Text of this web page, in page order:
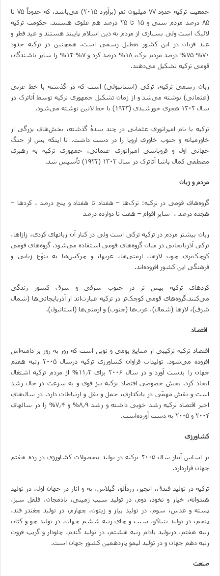
جمعیت ترکیه حدود ۷۷ میلیون نفر (برآورد ۲۰۱۵) می‌باشد، که حدوداً ۷۵ تا
۸۵ درصد مردم سنی و ۱۵ تا ۲۵ درصد هم علوی هستند. حکومت ترکیه
لائیک است ولی بسیاری از مردم به دین اسلام پایبند هستند و عید فطر و
عید قربان در این کشور تعطیل رسمی است. همچنین در ترکیه حدود
۷۰%-۷۵% درصد مردم ترک، ۱۸% درصد کرد و ۷%-۱۲% را سایر باشندگان
قومی ترکیه تشکیل می‌دهند.
زبان رسمی ترکیه، ترکی (استانبولی) است که در گذشته با خط عربی
(عثمانی) نوشته می‌شد و از زمان تشکیل جمهوری ترکیه توسط آتاترک در
سال ۱۳۰۲ هجری خورشیدی (۱۹۲۳) با خط لاتین نوشته می‌شود.
ترکیه با نام امپراتوری عثمانی در چند سدهٔ گذشته، بخش‌های بزرگی از
خاورمیانه و جنوب خاوری اروپا را در دست داشت. تا اینکه پس از جنگ
جهانی اول و فروپاشی امپراتوری عثمانی، جمهوری ترکیه به رهبری
مصطفی کمال پاشا آتاترک در سال ۱۳۰۲ (۱۹۲۳) تأسیس شد.
مردم و زبان
گروه‌های قومی در ترکیه: ترک‌ها – هفتاد تا هفتاد و پنج درصد ، کردها –
هجده درصد ،
سایر اقوام – هفت تا دوازده درصد
زبان بیشتر مردم در ترکیه ترکی است ولی در کنار آن زبانهای کردی، زازاها،
ترکی آذربایجانی در میان گروه‌های قومی استفاده می‌شود. گروه‌های قومی
کوچک‌تری چون لازها، ارمنی‌ها، عربها، و چرکس‌ها به تنوّع زبانی و
فرهنگی این کشور افزوده‌اند.
کردهای ترکیه بیش تر در جنوب شرقی و شرق کشور زندگی
می‌کنند.گروه‌های قومی کوچک‌تر در ترکیه عبارت‌اند از آذربایجانی‌ها (شمال
شرق)، لازها (شمال)، عرب‌ها (جنوب) و ارمنی‌ها (استانبول).
اقتصاد
اقتصاد ترکیه ترکیبی از صنایع بومی و نوین است که روز به روز بر دامنه‌اش
افزوده می‌شود. تولیدات فراوان کشاورزی ترکیه درسال ۲۰۰۵ رتبه هفتم
جهان را بدست آورد و در سال ۲۰۰۶ برای ۱۱٫۲% از مردم ترکیه اشتغال
ایجاد کرد. بخش خصوصی اقتصاد ترکیه نیز قوی و به سرعت در حال رشد
است و نقش مهمّی در بانکداری، حمل و نقل و ارتباطات دارد. در سال‌های
اخیر اقتصاد ترکیه رشد خوبی داشته و رشد ۸٫۹% و ۷٫۴% را در سالهای
۲۰۰۴ و ۲۰۰۵ به دست آورده‌است.
کشاورزی
بر اساس آمار سال ۲۰۰۵ ترکیه در تولید محصولات کشاورزی در رده هفتم
جهان قراردارد.
ترکیه در تولید فندق، انجیر، زردآلو، گیلاس، به و انار در جهان اول، در تولید
هندوانه، خیار و نخود، دوم، در تولید سیب زمینی، بادمجان، فلفل سبز،
پسته و عدس، سوم، در تولید پیاز و زیتون، چهارم، در تولید چغندر قند،
پنجم، در تولید تنباکو، سیب و چای رتبه ششم جهان، در تولید جو و کتان
رتبه هفتم، درتولید بادام رتبه هشتم، در تولید گندم، چاودار و گریپ فروت
رتبه دهم جهان و در تولید لیمو یازدهمین کشور جهان است.
صنعت